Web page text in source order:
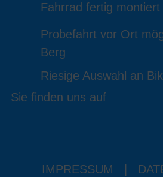
Fahrrad fertig
Probefahrt vor Ort
Berg
Riesige Auswahl an
Sie finden uns auf
IMPRESSUM